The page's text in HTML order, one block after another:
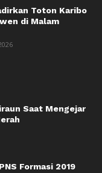
Toton Karibo
di Malam
Saat Mengejar
Formasi 2019